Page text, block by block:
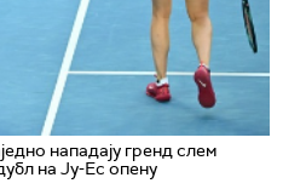
нападају гренд слем
на Ју-Ес опену